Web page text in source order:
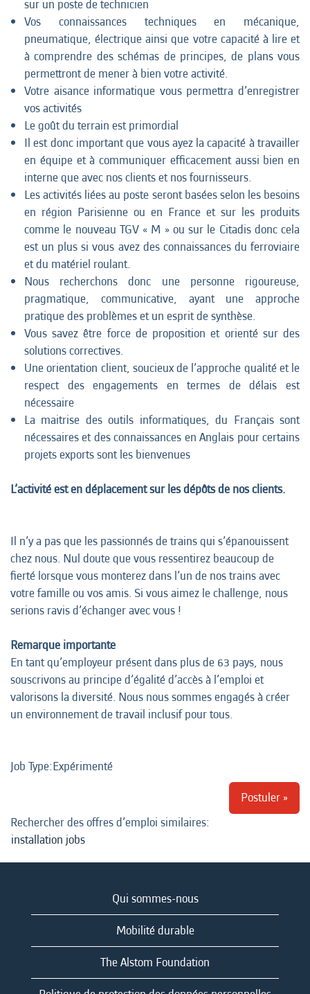
sur un poste de technicien
Vos connaissances techniques en mécanique,
pneumatique, électrique ainsi que votre capacité à lire et
à comprendre des schémas de principes, de plans vous
permettront de mener à bien votre activité.
Votre aisance informatique vous permettra d’enregistrer
vos activités
Le goût du terrain est primordial
Il est donc important que vous ayez la capacité à travailler
en équipe et à communiquer efficacement aussi bien en
interne que avec nos clients et nos fournisseurs.
Les activités liées au poste seront basées selon les besoins
en région Parisienne ou en France et sur les produits
comme le nouveau TGV « M » ou sur le Citadis donc cela
est un plus si vous avez des connaissances du ferroviaire
et du matériel roulant.
Nous recherchons donc une personne rigoureuse,
pragmatique, communicative, ayant une approche
pratique des problèmes et un esprit de synthèse.
Vous savez être force de proposition et orienté sur des
solutions correctives.
Une orientation client, soucieux de l’approche qualité et le
respect des engagements en termes de délais est
nécessaire
La maitrise des outils informatiques, du Français sont
nécessaires et des connaissances en Anglais pour certains
projets exports sont les bienvenues
L’activité est en déplacement sur les dépôts de nos clients.
Il n’y a pas que les passionnés de trains qui s’épanouissent
chez nous. Nul doute que vous ressentirez beaucoup de
fierté lorsque vous monterez dans l’un de nos trains avec
votre famille ou vos amis. Si vous aimez le challenge, nous
serions ravis d’échanger avec vous !
Remarque importante
En tant qu’employeur présent dans plus de 63 pays, nous
souscrivons au principe d’égalité d’accès à l’emploi et
valorisons la diversité. Nous nous sommes engagés à créer
un environnement de travail inclusif pour tous.
Job Type:​Expérimenté
Postuler »
Rechercher des offres d’emploi similaires:
installation jobs
Qui sommes-nous
Mobilité durable
The Alstom Foundation